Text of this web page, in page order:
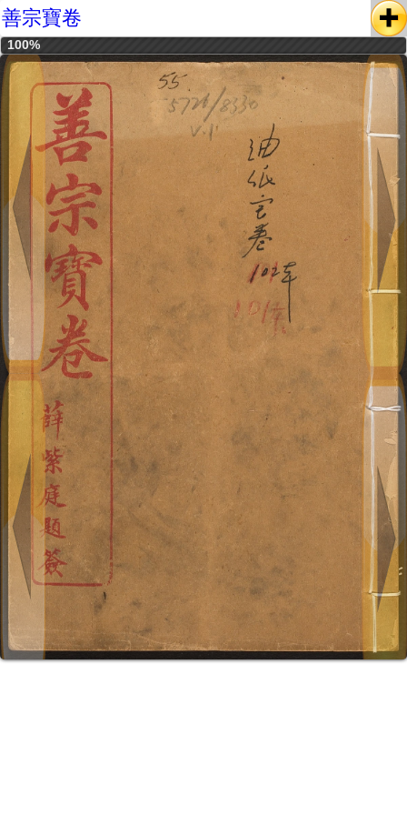
善宗寶卷
100%